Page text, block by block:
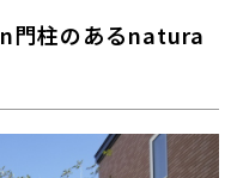
柱のあるnatura